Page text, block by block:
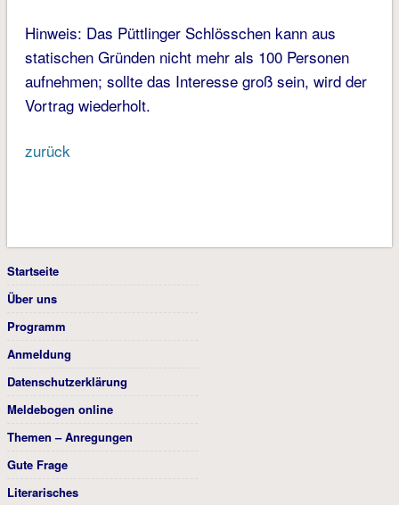
Hinweis: Das Püttlinger Schlösschen kann aus
statischen Gründen nicht mehr als 100 Personen
aufnehmen; sollte das Interesse groß sein, wird der
Vortrag wiederholt.
zurück
Startseite
Über uns
Programm
Anmeldung
Datenschutzerklärung
Meldebogen online
Themen – Anregungen
Gute Frage
Literarisches